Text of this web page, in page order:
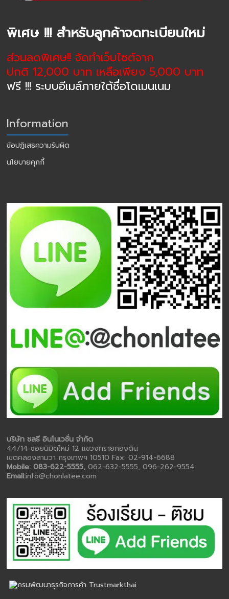
พิเศษ !!! สำหรับลูกค้าจดทะเบียนใหม่
ส่วนลดพิเศษ!! จัดทำเว็บไซต์จาก
ปกติ 12,000 บาท เหลือเพียง 5,000 บาท
ฟรี !!! ระบบอีเมล์ภายใต้ชื่อโดเมนเนม
Information
ข้อปฏิเสธความรับผิด
นโยบายคุกกี้
บริษัท ชลธี อินโนเวชั่น จำกัด
44/14 ซอยนิมิตใหม่ 12 แขวงทรายกองดิน
เขตคลองสามวา กรุงเทพฯ 10510 Fax: 02-914-6688
Mobile: 083-622-5555,062-632-5555, 096-262-9554
Email:info@chonlatee.com